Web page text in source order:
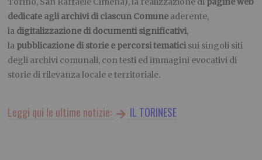
dedicate agli archivi di ciascun Comune aderente,
la digitalizzazione di documenti significativi,
la pubblicazione di storie e percorsi tematicisui singoli siti
degli archivi comunali, con testi ed immagini evocativi di
storie di rilevanza locale e territoriale.
Leggi qui le ultime notizie: IL TORINESE